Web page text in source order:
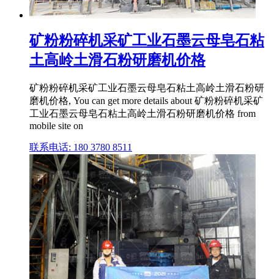
矿粉粉碎机采矿工业石墨云母皂石粘
土高岭土滑石粉研磨机价格
矿粉粉碎机采矿工业石墨云母皂石粘土高岭土滑石粉研
磨机价格, You can get more details about 矿粉粉碎机采矿
工业石墨云母皂石粘土高岭土滑石粉研磨机价格 from
mobile site on
联系电话: 180 3780 8511